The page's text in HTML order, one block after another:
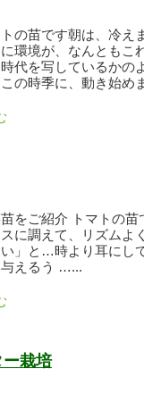
の苗です朝は、冷え
環境が、なんともこ
代を写しているかの
の時季に、動き始め
をご紹介 トマトの
に調えて、リズムよ
」と…時より耳にし
えるう …...
栽培